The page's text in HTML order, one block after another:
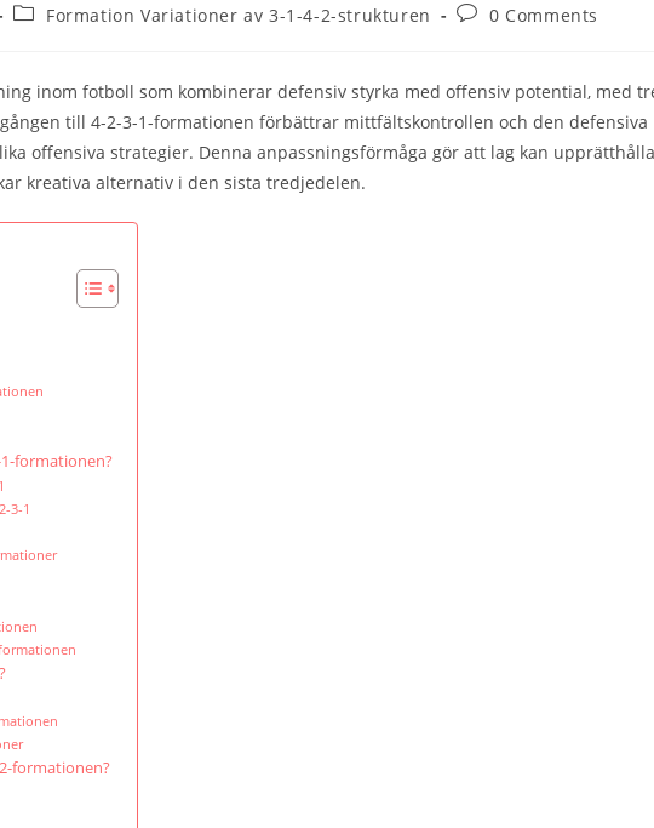
PostFormation Variationer av 3-1-4-2-strukturen
Post0 Comments
inom fotboll som kombinerar defensiv styrka med offensiv potential, med
till 4-2-3-1-formationen förbättrar mittfältskontrollen och den defensiva
offensiva strategier. Denna anpassningsförmåga gör att lag kan upprätthålla
kreativa alternativ i den sista tredjedelen.
formationen?
3-1
formationen?